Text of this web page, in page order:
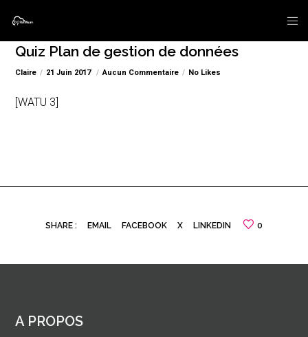
Quiz Plan de gestion de données
Claire 21 Juin 2017 Aucun Commentaire No Likes
[WATU 3]
SHARE : EMAIL FACEBOOK X LINKEDIN 0
A PROPOS